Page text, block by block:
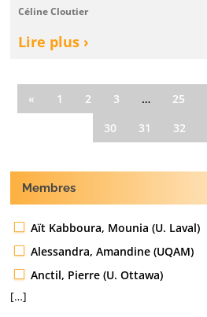
Céline Cloutier
Lire plus ›
« 1 2 3 … 25
30
31 32
Membres
Aït Kabboura, Mounia (U. Laval)
Alessandra, Amandine (UQAM)
Anctil, Pierre (U. Ottawa)
[…]